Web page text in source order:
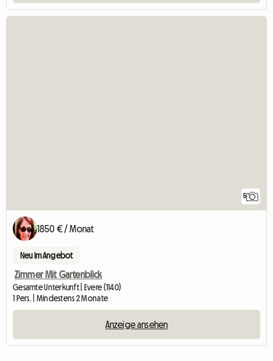
5
1850 € / Monat
Neu im Angebot
Zimmer Mit Gartenblick
Gesamte Unterkunft | Evere (1140)
1 Pers. | Mindestens 2 Monate
Anzeige ansehen